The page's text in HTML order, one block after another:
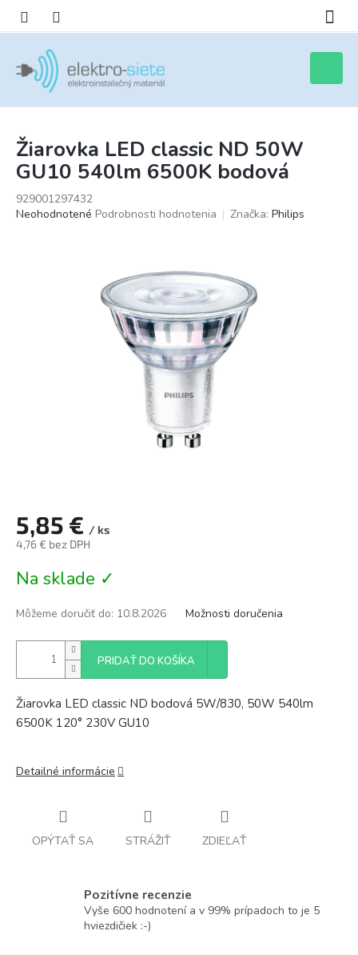
obsah
košík
Žiarovka LED classic ND 50W
GU10 540lm 6500K bodová
929001297432
Priemerné
Neohodnotené Podrobnosti hodnotenia Značka: Philips
5,85 € / ks
4,76 € bez DPH
cena:
Na sklade ✓
Môžeme doručiť do: 10.8.2026 Možnosti doručenia
PRIDAŤ DO KOŠÍKA
Žiarovka LED classic ND bodová 5W/830, 50W 540lm
6500K 120° 230V GU10
Detailné informácie
OPÝTAŤ SA STRÁŽIŤ ZDIEĽAŤ
Pozitívne recenzie
Vyše 600 hodnotení a v 99% prípadoch to je 5
hviezdičiek :-)